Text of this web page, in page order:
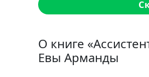
О книге
Евы Арманды